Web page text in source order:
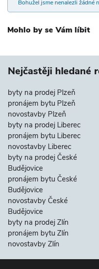
Bohužel jsme nenalezli žádné
Mohlo by se Vám líbit
Nejčastěji hledané
byty na prodej Plzeň
pronájem bytu Plzeň
novostavby Plzeň
byty na prodej Liberec
pronájem bytu Liberec
novostavby Liberec
byty na prodej České
Budějovice
pronájem bytu České
Budějovice
novostavby České
Budějovice
byty na prodej Zlín
pronájem bytu Zlín
novostavby Zlín